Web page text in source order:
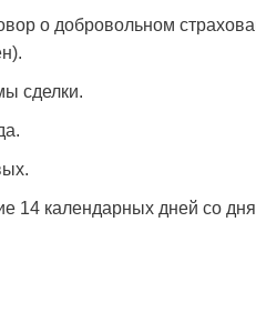
о добровольном
сделки.
14 календарных дней со